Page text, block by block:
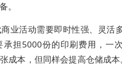
。
业活动需要即时性强、灵活
承担5000份的印刷费用，一
成本，但同样会提高仓储成